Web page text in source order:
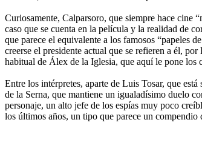
Curiosamente, Calparsoro, que siempre hace cine
caso que se cuenta en la película y la realidad de
que parece el equivalente a los famosos “papeles
creerse el presidente actual que se refieren a él,
habitual de Álex de la Iglesia, que aquí le pone los
Entre los intérpretes, aparte de Luis Tosar, que
de la Serna, que mantiene un igualadísimo duelo
personaje, un alto jefe de los espías muy poco
los últimos años, un tipo que parece un compendio